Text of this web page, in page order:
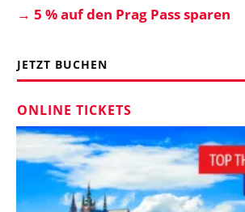
→ 5 % auf den Prag Pass sparen
JETZT BUCHEN
ONLINE TICKETS